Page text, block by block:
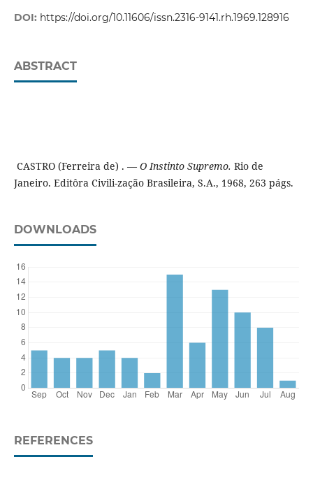
DOI: https://doi.org/10.11606/issn.2316-9141.rh.1969.128916
ABSTRACT
CASTRO (Ferreira de) . — O Instinto Supremo. Rio de
Janeiro. Editôra Civili-zação Brasileira, S.A., 1968, 263 págs.
DOWNLOADS
REFERENCES